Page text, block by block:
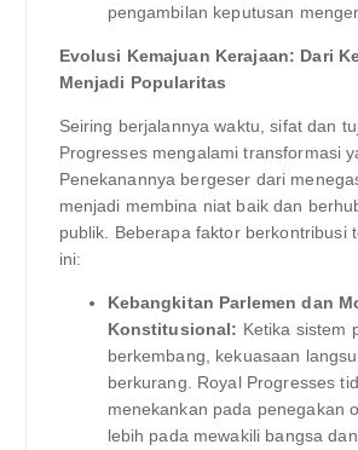
pengambilan keputusan
Evolusi Kemajuan Kerajaan: Dari
Menjadi Popularitas
Seiring berjalannya waktu, sifat dan
Progresses mengalami transformasi
Penekanannya bergeser dari
menjadi membina niat baik dan
publik. Beberapa faktor berkontribusi
ini:
Kebangkitan Parlemen dan
Konstitusional: Ketika sistem
berkembang, kekuasaan
berkurang. Royal Progresses
menekankan pada penegakan
lebih pada mewakili bangsa